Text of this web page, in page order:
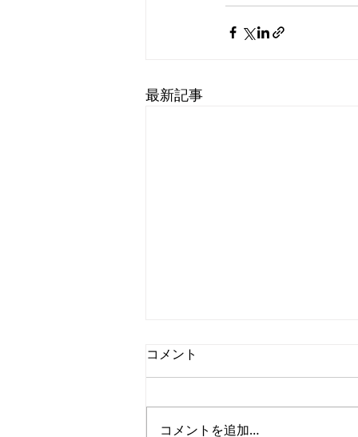
最新記事
コメント
コメントを追加…